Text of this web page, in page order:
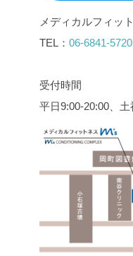
メディカルフィッ
TEL： 06-6841-5720
受付時間
平日9:00-20:00、